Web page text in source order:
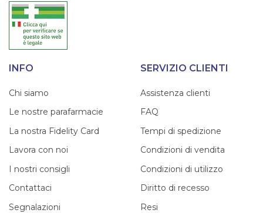
INFO
Chi siamo
Le nostre parafarmacie
La nostra Fidelity Card
Lavora con noi
I nostri consigli
Contattaci
Segnalazioni
SERVIZIO CLIENTI
Assistenza clienti
FAQ
Tempi di spedizione
Condizioni di vendita
Condizioni di utilizzo
Diritto di recesso
Resi